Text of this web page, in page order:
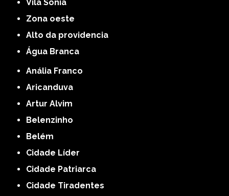
Vila Sônia
Zona oeste
alto da providencia
Água Branca
Anália Franco
Aricanduva
Artur Alvim
Belenzinho
Belém
Cidade Líder
Cidade Patriarca
Cidade Tiradentes